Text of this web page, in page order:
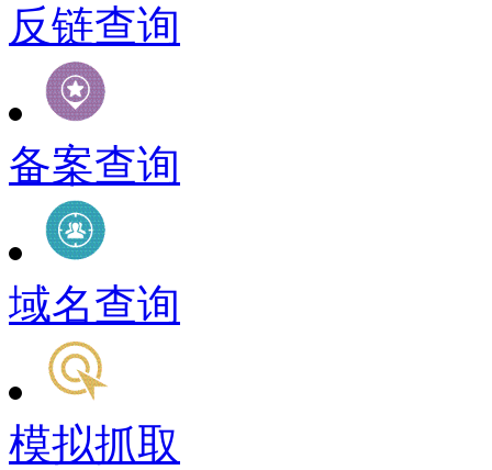
反链查询
备案查询
域名查询
模拟抓取